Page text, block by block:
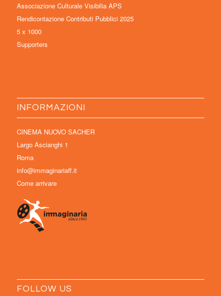
Associazione Culturale Visibilia APS
Rendicontazione Contributi Pubblici 2025
5 x 1000
Supporters
INFORMAZIONI
CINEMA NUOVO SACHER
Largo Ascianghi 1
Roma
info@immaginariaff.it
Come arrivare
FOLLOW US